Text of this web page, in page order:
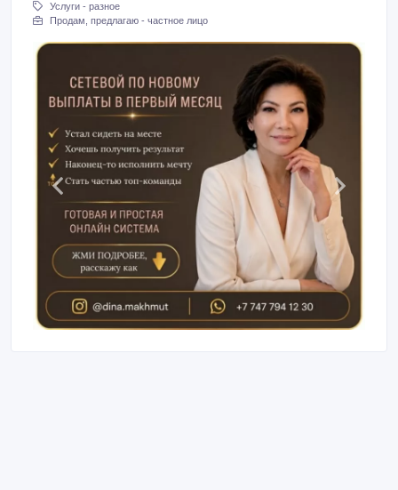
Услуги - разное
Продам, предлагаю - частное лицо